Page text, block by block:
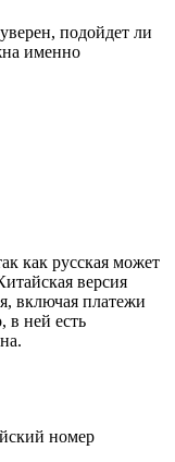
подойдет ли
именно
как русская может
версия
включая платежи
в ней есть
номер